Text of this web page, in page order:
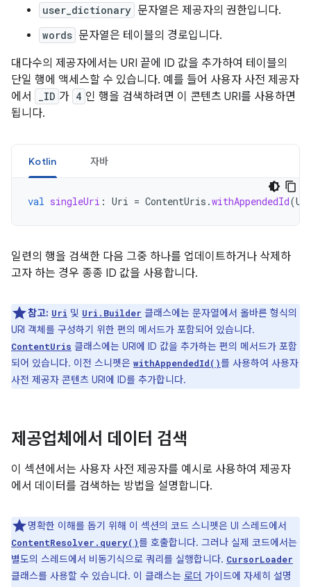
user_dictionary 문자열은 제공자의 권한입니다.
words 문자열은 테이블의 경로입니다.
대다수의 제공자에서는 URI 끝에 ID 값을 추가하여 테이블의
단일 행에 액세스할 수 있습니다. 예를 들어 사용자 사전 제공자
에서
_ID 가 4 인 행을 검색하려면 이 콘텐츠 URI를 사용하면
됩니다.
Kotlin 자바
val singleUri : Uri = ContentUris .withAppendedId(
일련의 행을 검색한 다음 그중 하나를 업데이트하거나 삭제하
고자 하는 경우 종종 ID 값을 사용합니다.
참고: Uri 및 Uri.Builder 클래스에는 문자열에서 올바른 형식의
URI 객체를 구성하기 위한 편의 메서드가 포함되어 있습니다.
ContentUris 클래스에는 URI에 ID 값을 추가하는 편의 메서드가 포함
되어 있습니다. 이전 스니펫은 withAppendedId()를 사용하여 사용자
사전 제공자 콘텐츠 URI에 ID를 추가합니다.
제공업체에서 데이터 검색
이 섹션에서는 사용자 사전 제공자를 예시로 사용하여 제공자
에서 데이터를 검색하는 방법을 설명합니다.
명확한 이해를 돕기 위해 이 섹션의 코드 스니펫은 UI 스레드에서
ContentResolver.query()를 호출합니다. 그러나 실제 코드에서는
별도의 스레드에서 비동기식으로 쿼리를 실행합니다. CursorLoader
클래스를 사용할 수 있습니다. 이 클래스는 로더 가이드에 자세히 설명